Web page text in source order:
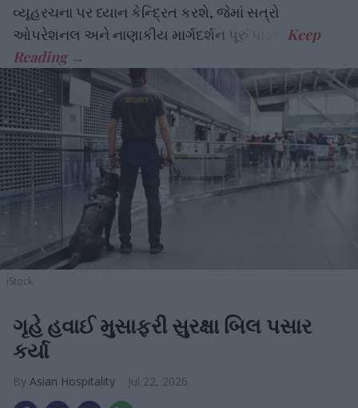
વ્યૂહરચના પર ધ્યાન કેન્દ્રિત કરશે, જેમાં સત્રો
ઓપરેશનલ અને નાણાકીય માર્ગદર્શન પૂરું પાડશે.
iStock
ગૃહે હવાઈ મુસાફરી સુરક્ષા બિલ પસાર
કર્યા
Asian Hospitality Jul 22, 2026